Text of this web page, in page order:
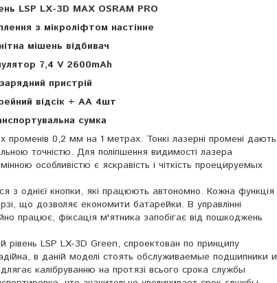
LSP LX-3D MAX OSRAM PRO
з мікроліфтом настінне
мішень відбивач
7,4 V 2600mAh
зарядний пристрій
відсік + АА 4шт
тувальна сумка
променів 0,2 мм на 1 метрах. Тонкі лазерні промені дають
точністю. Для поліпшення видимості лазера
особливістю є яскравість і чіткість проецируемых
з однієї кнопки, які працюють автономно. Кожна функція
що дозволяє економити батарейки. В управлінні
працює, фіксація м'ятника запобігає від пошкоджень
рівень LSP LX-3D Green, спроектован по принципу
ійна, в даній моделі стоять обслуживаемые подшипники и
калібруванню на протязі всього срока службы